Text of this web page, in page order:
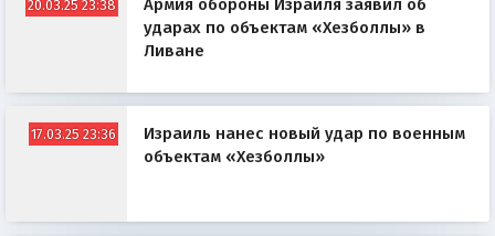
20.03.25 23:38
ударах по объектам «Хезболлы» в
Ливане
17.03.25 23:36
Израиль нанес новый удар по военным
объектам «Хезболлы»